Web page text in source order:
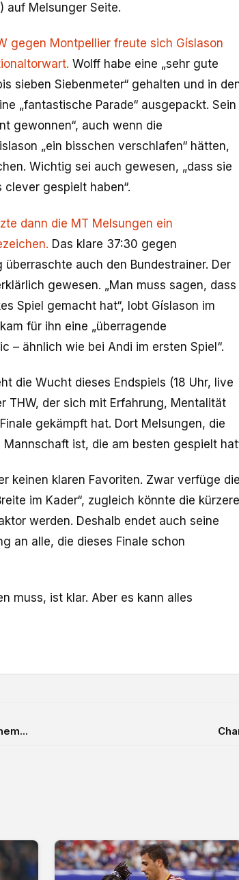
auf Melsunger Seite.
gegen Montpellier freute sich Gíslason
Wolff habe eine „sehr gute
sieben Siebenmeter“ gehalten und in
„fantastische Parade“ ausgepackt. Sein
gewonnen“, auch wenn die
„ein bisschen verschlafen“ hätten,
Wichtig sei auch gewesen, „dass sie
gespielt haben“.
dann die MT Melsungen ein
Das klare 37:30 gegen
auch den Bundestrainer. Der
gewesen. „Man muss sagen, dass
Spiel gemacht hat“, lobt Gíslason im
für ihn eine „überragende
– ähnlich wie bei Andi im ersten Spiel“.
die Wucht dieses Endspiels (18 Uhr, live
THW, der sich mit Erfahrung, Mentalität
gekämpft hat. Dort Melsungen, die
ist, die am besten gespielt
keinen klaren Favoriten. Zwar verfüge die
im Kader“, zugleich könnte die kürzere
werden. Deshalb endet auch seine
an alle, die dieses Finale schon
muss, ist klar. Aber es kann alles